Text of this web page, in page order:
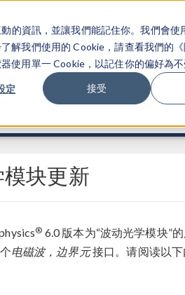
的資訊，並讓我們能記住你。我們會使
解我們使用的 Cookie，請查看我們的《
使用單一 Cookie，以記住你的偏好為不
定 接受
产品
块更新
® 6.0 版本为“波动光学模块”
电磁波，边界元接口。请阅读以下